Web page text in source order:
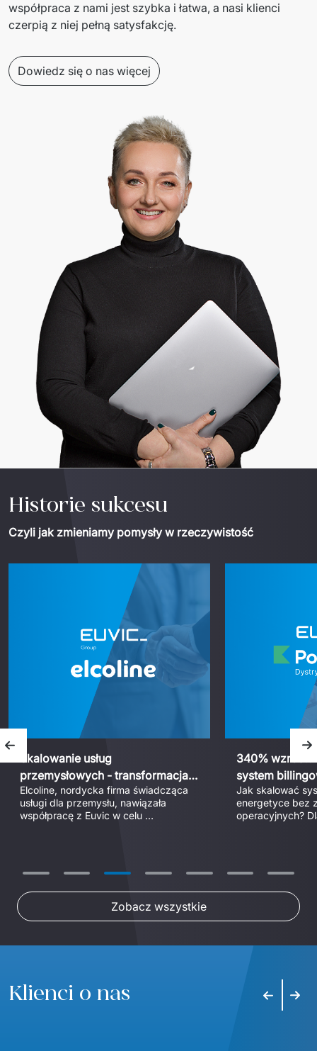
współpraca z nami jest szybka i łatwa, a nasi klienci
czerpią z niej pełną satysfakcję.
Dowiedz się o nas więcej
Historie sukcesu
Czyli jak zmieniamy pomysły w rzeczywistość
Poprzedni slajd
Skalowanie usług
przemysłowych - transformacja
ERP w Elcoline
Elcoline, nordycka firma świadcząca
usługi dla przemysłu, nawiązała
współpracę z Euvic w celu
przedsiębiorstwo zmodernizowało
swoje środowisko IT, jednocześnie
zapewniając ciągłość codziennej
340% wzrostu
system
Dystrybucja
Jak skalować
energetyce bez
operacyjnych?
Zobacz wszystkie
Klienci o nas